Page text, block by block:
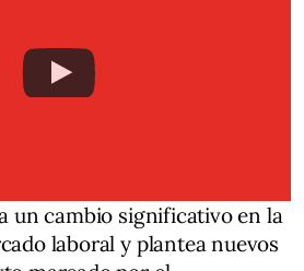
un cambio significativo en la
laboral y plantea nuevos